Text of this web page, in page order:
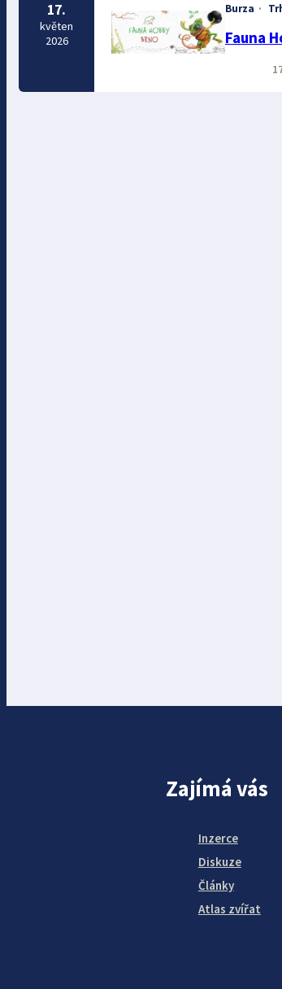
17.
květen
2026
Burza ·
Fauna
Zajímá vás
Inzerce
Diskuze
Články
Atlas zvířat